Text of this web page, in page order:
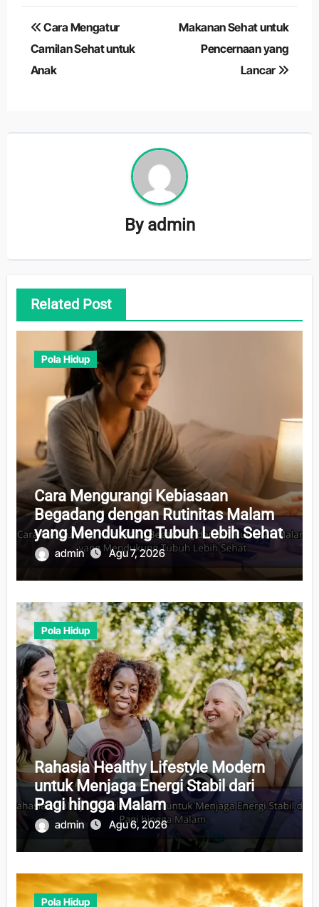
Navigasi
pos
Cara Mengatur
Camilan Sehat untuk
Anak
Makanan Sehat untuk
Pencernaan yang
Lancar
By admin
Related Post
Pola Hidup
Cara Mengurangi Kebiasaan
Begadang dengan Rutinitas Malam
yang Mendukung Tubuh Lebih Sehat
admin Agu 7, 2026
Pola Hidup
Rahasia Healthy Lifestyle Modern
untuk Menjaga Energi Stabil dari
Pagi hingga Malam
admin Agu 6, 2026
Pola Hidup